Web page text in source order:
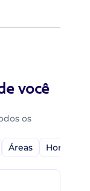
você
os
Áreas Home-